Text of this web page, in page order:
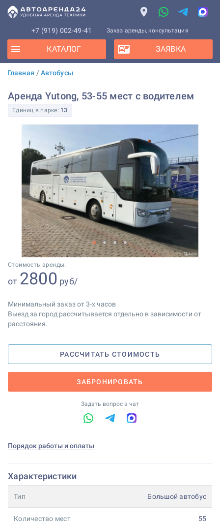
+7 (919) 002-49-41 Заказ аренды, консультация
КАТАЛОГ ЗАЯВКА
Главная / Автобусы
Аренда Yutong, 53-55 мест с водителем
Единиц в парке: 13
1 2 3 4
Стоимость аренды:
от 2800 руб/
Минимальный заказ от 3-х часов
Выезд за город рассчитывается отдельно в зависимости от
расстояния.
РАССЧИТАТЬ СТОИМОСТЬ
ЗАБРОНИРОВАТЬ
Задать вопрос в чат
Порядок работы и оплаты
Характеристики
Тип Большой автобус
Количество мест 55